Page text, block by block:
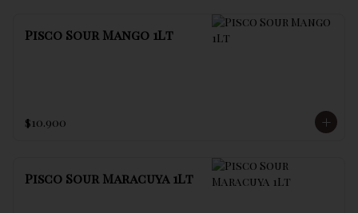
Pisco Sour Mango 1Lt
$10.900
Pisco Sour Maracuya 1Lt